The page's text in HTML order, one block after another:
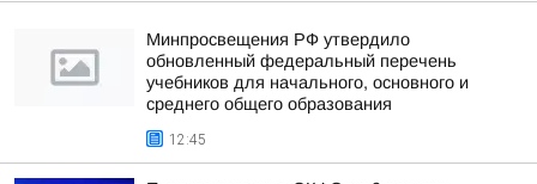
Минпросвещения РФ утвердило
обновленный федеральный перечень
учебников для начального, основного и
среднего общего образования
12:45